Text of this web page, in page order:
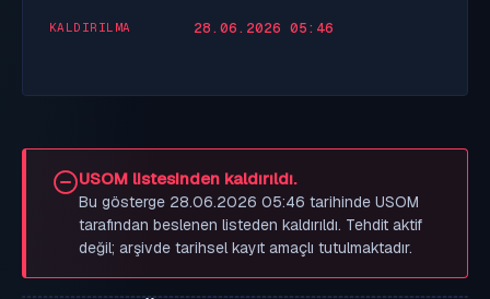
KALDIRILMA 28.06.2026 05:46
USOM listesinden kaldırıldı.
Bu gösterge 28.06.2026 05:46 tarihinde USOM
tarafından beslenen listeden kaldırıldı. Tehdit aktif
değil; arşivde tarihsel kayıt amaçlı tutulmaktadır.